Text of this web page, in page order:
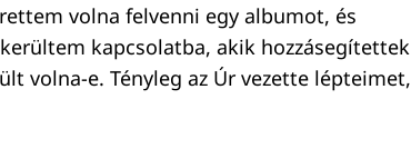
volna felvenni egy albumot, és
kapcsolatba, akik hozzásegítettek
volna-e. Tényleg az Úr vezette lépteimet,